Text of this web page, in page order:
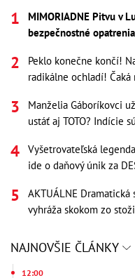
MIMORIADNE Pitvu v
bezpečnostné
Peklo konečne končí!
radikálne ochladí! Čaká
Manželia Gáboríkovci
ustáť aj TOTO? Indície
Vyšetrovateľská
ide o daňový únik za
AKTUÁLNE Dramatická
vyhráža skokom zo
NAJNOVŠIE ČLÁNKY
12:00